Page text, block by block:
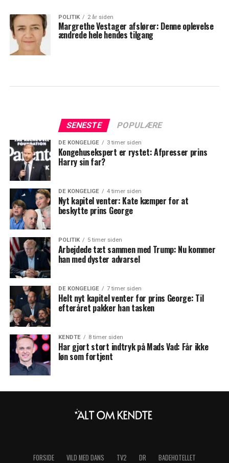
POLITIK 2 år siden
Margrethe Vestager afslører: Denne oplevelse
ændrede hele hendes tilgang
SENESTE POPULÆRE
DE KONGELIGE 3 timer siden
Kongehusekspert er rystet: Afpresser prins
Harry sin far?
DE KONGELIGE 4 timer siden
Nyt kapitel venter: Kate kæmper for at
beskytte prins George
POLITIK 5 timer siden
Arbejdede tæt sammen med Trump: Nu kommer
han med dyster advarsel
DE KONGELIGE 7 timer siden
Helt nyt kapitel venter for prins George: Til
efteråret pakker han tasken
KENDTE 8 timer siden
Har gjort stort indtryk på Mads Vad: Får ikke
løn som fortjent
FORSIDE VILD MED DANS TV2 DR BADEHOTELLET